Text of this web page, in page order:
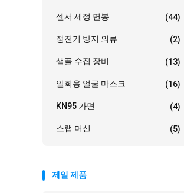
센서 세정 면봉 (44)
정전기 방지 의류 (2)
샘플 수집 장비 (13)
일회용 얼굴 마스크 (16)
KN95 가면 (4)
스랩 머신 (5)
제일 제품